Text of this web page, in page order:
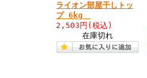
ライオン部屋干しトッ
プ 6kg
2,503円 (税込)
在庫切れ